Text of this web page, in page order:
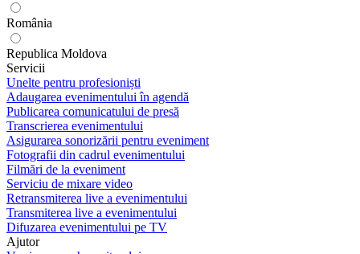
România
Republica Moldova
Servicii
Unelte pentru profesioniști
Adaugarea evenimentului în agendă
Publicarea comunicatului de presă
Transcrierea evenimentului
Asigurarea sonorizării pentru eveniment
Fotografii din cadrul evenimentului
Filmări de la eveniment
Serviciu de mixare video
Retransmiterea live a evenimentului
Transmiterea live a evenimentului
Difuzarea evenimentului pe TV
Ajutor